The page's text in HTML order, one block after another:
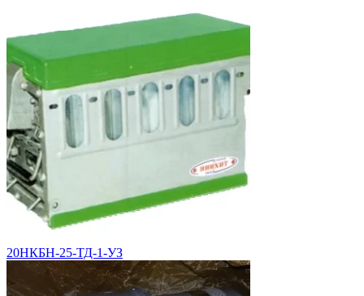
20НКБН-25-ТД-1-УЗ